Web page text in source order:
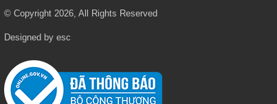
© Copyright 2026, All Rights Reserved
Designed by esc